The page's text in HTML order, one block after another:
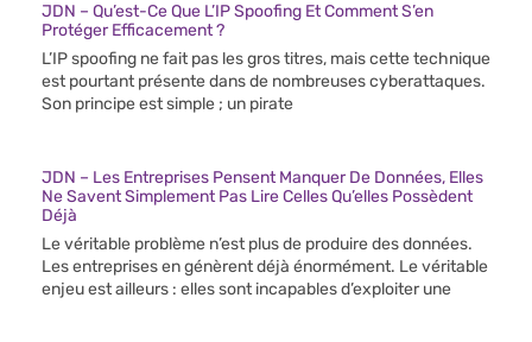
JDN – Qu’est-Ce Que L’IP Spoofing Et Comment S’en
Protéger Efficacement ?
L’IP spoofing ne fait pas les gros titres, mais cette technique
est pourtant présente dans de nombreuses cyberattaques.
Son principe est simple ; un pirate
JDN – Les Entreprises Pensent Manquer De Données, Elles
Ne Savent Simplement Pas Lire Celles Qu’elles Possèdent
Déjà
Le véritable problème n’est plus de produire des données.
Les entreprises en génèrent déjà énormément. Le véritable
enjeu est ailleurs : elles sont incapables d’exploiter une